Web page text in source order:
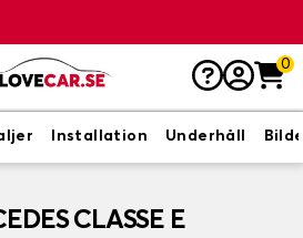
0
Installation Underhåll
CLASSE E